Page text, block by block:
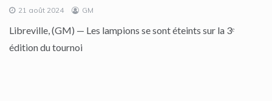
21 août 2024 GM
Libreville, (GM) — Les lampions se sont éteints sur la 3ᵉ
édition du tournoi